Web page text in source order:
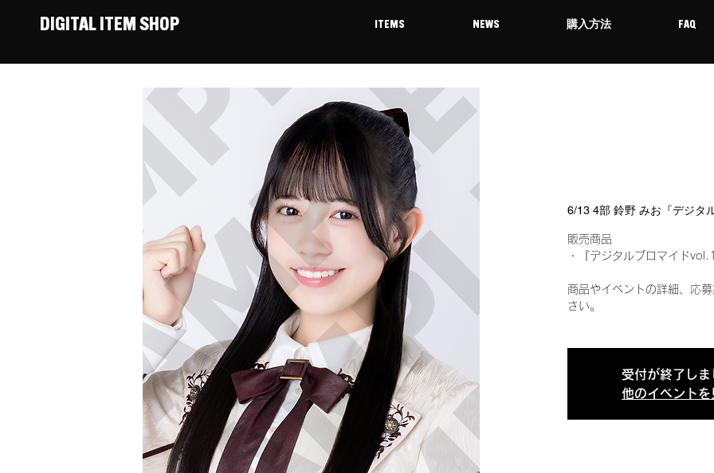
DIGITAL ITEM SHOP ITEMS NEWS 購入方法 FAQ
6/13 4部 鈴野 みお『デジタ
販売商品
・『デジタルブロマイド
商品やイベントの詳細、応
さい。
受付が終了しま
他のイベントを